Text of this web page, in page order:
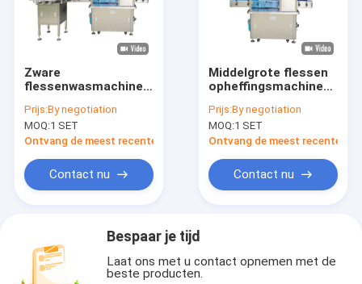
Zware
flessenwasmachine
flessen 200 kg
Prijs:By negotiation
MOQ:1 SET
Ontvang de meest recente Prijs
Contact nu
Middelgrote flessen
opheffingsmachine
toepassingen
Prijs:By negotiation
MOQ:1 SET
Ontvang de meest recente
Contact nu
Bespaar je tijd
Laat ons met u contact opnemen met de
beste producten.